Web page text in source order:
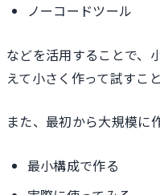
ノーコードツール
などを活用することで、
えて小さく作って試すこ
また、最初から大規模に
最小構成で作る